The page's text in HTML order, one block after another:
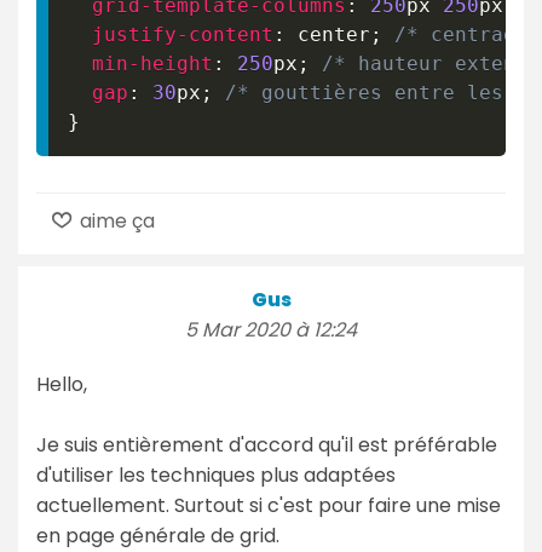
grid-template-columns : 250px 250px
justify-content : center ;
/*
min-height : 250px ;
/* hauteur
gap : 30px ;
/* gouttières entre les
}
aime ça
Gus
5 Mar 2020 à 12:24
Hello,
Je suis entièrement d'accord qu'il est préférable
d'utiliser les techniques plus adaptées
actuellement. Surtout si c'est pour faire une mise
en page générale de grid.